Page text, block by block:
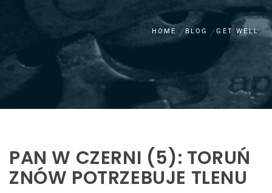
HOME BLOG GET WELL
PAN W CZERNI (5): TORUŃ
ZNÓW POTRZEBUJE TLENU